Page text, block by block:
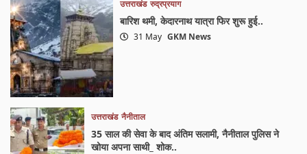
उत्तराखंड रुद्रप्रयाग
बारिश थमी, केदारनाथ यात्रा फिर शुरू हुई..
31 May GKM News
उत्तराखंड नैनीताल
35 साल की सेवा के बाद अंतिम सलामी, नैनीताल पुलिस ने
खोया अपना साथी_ शोक..